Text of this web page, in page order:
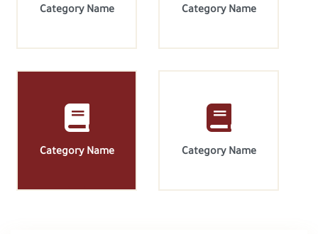
Category Name
Category Name
Category Name
Category Name